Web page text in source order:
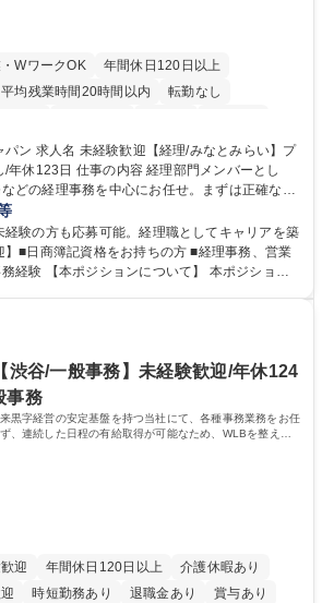
WワークOK
年間休日120日以上
平均残業時間20時間以内
転勤なし
支給 駅近5分以内 土日祝休み
服装自由
みらい】プ
理部門メンバーとし
どの経理事務を中心にお任せ。まずは正確な入
し、既存メンバーと一緒に業務を進めながら段
。 【具体的には】 ■社内稟議に
込業務 ■明細作成 ■伝票処理、記帳業務 ■既存
将来的には】 ■月次決算補助 ■四半期・年次決
験の方も応募可能。経理職としてキャリアを築
■日商簿記資格をお持ちの方 ■経理事務、営業
本ポジション
決算・四半期決算・開示資料作成補助などへス
た、残業は通常月ほぼなく、決算月でも10時間
として専門性を身につけられる環境です。 学
学 高専 短大 専修学校 高校 語学力： 資格：日商
2級
渋谷/一般事務】未経験歓迎/年休124
事務
黒字経営の安定基盤を持つ当社にて、各種事務業務をお任
、連続した日程の有給取得が可能なため、WLBを整えた
迎 年間休日120日以上
介護休暇あり
時短勤務あり 退職金あり 賞与あり